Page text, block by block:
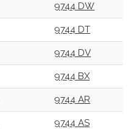
9744 DW
9744 DT
9744 DV
9744 BX
9744 AR
9744 AS